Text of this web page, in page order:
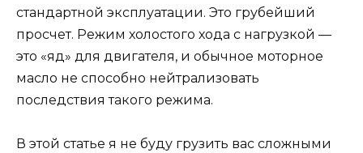
стандартной эксплуатации. Это грубейший
просчет. Режим холостого хода с нагрузкой —
это «яд» для двигателя, и обычное моторное
масло не способно нейтрализовать
последствия такого режима.
В этой статье я не буду грузить вас сложными